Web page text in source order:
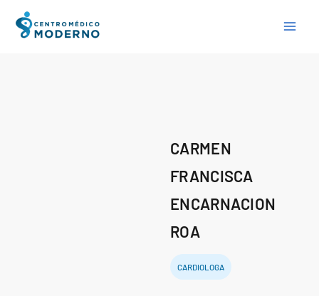
CARMEN
FRANCISCA
ENCARNACION
ROA
CARDIOLOGA